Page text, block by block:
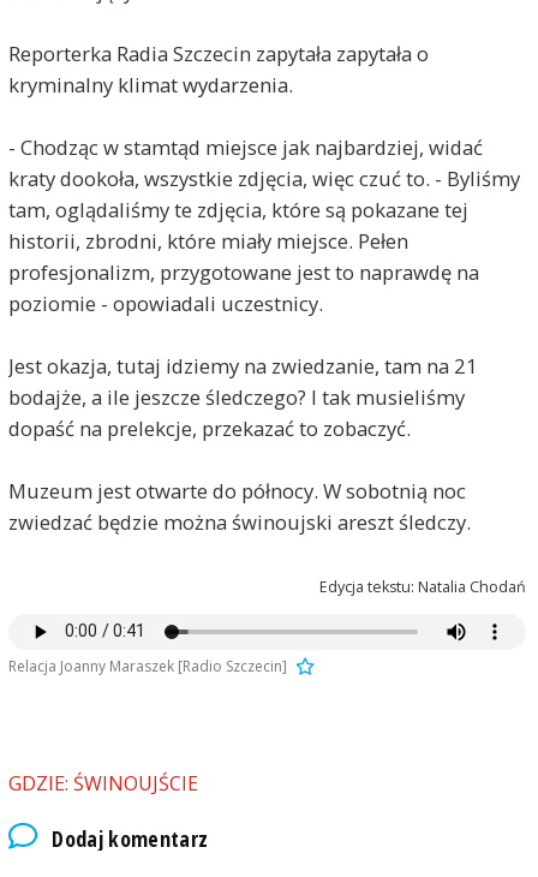
Reporterka Radia Szczecin zapytała zapytała o
kryminalny klimat wydarzenia.
- Chodząc w stamtąd miejsce jak najbardziej, widać
kraty dookoła, wszystkie zdjęcia, więc czuć to. - Byliśmy
tam, oglądaliśmy te zdjęcia, które są pokazane tej
historii, zbrodni, które miały miejsce. Pełen
profesjonalizm, przygotowane jest to naprawdę na
poziomie - opowiadali uczestnicy.
Jest okazja, tutaj idziemy na zwiedzanie, tam na 21
bodajże, a ile jeszcze śledczego? I tak musieliśmy
dopaść na prelekcje, przekazać to zobaczyć.
Muzeum jest otwarte do północy. W sobotnią noc
zwiedzać będzie można świnoujski areszt śledczy.
Edycja tekstu: Natalia Chodań
Relacja Joanny Maraszek [Radio Szczecin]
GDZIE: ŚWINOUJŚCIE
Dodaj komentarz